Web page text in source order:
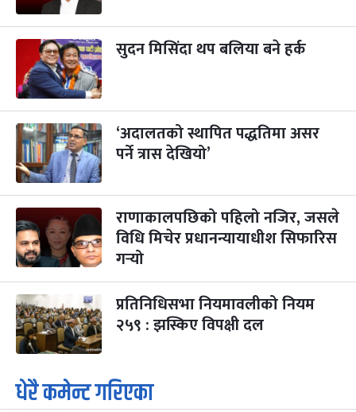
सुदन मिसिंदा थप बलिया बने हर्क
‘अदालतको स्थापित पद्धतिमा असर
पर्ने त्रास देखियो’
राणाकालपछिको पहिलो नजिर, जसले
विधि मिचेर प्रधानन्यायाधीश सिफारिस
गर्‍यो
प्रतिनिधिसभा नियमावलीको नियम
२५९ : झस्किए विपक्षी दल
धेरै कमेन्ट गरिएका